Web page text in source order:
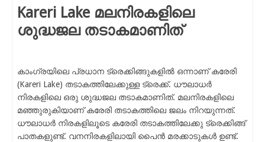
Kareri Lake മലനിരകളിലെ
ശുദ്ധജല തടാകമാണിത്
കാംഗ്രയിലെ പ്രധാന ട്രെക്കിങ്ങുകളിൽ ഒന്നാണ് കരേരി
(Kareri Lake) തടാകത്തിലേക്കുള്ള ട്രെക്ക്. ധൗലാധർ
നിരകളിലെ ഒരു ശുദ്ധജല തടാകമാണിത്. മലനിരകളിലെ
മഞ്ഞുരുകിയാണ് കരേരി തടാകത്തിലെ ജലം നിറയുന്നത്.
ധൗലാധർ നിരകളിലൂടെ കരേരി തടാകത്തിലേക്കു ട്രെക്കിങ്ങ്
പാതകളുണ്ട്. വനനിരകളിലായി പൈൻ മരക്കാടുകൾ ഉണ്ട്.